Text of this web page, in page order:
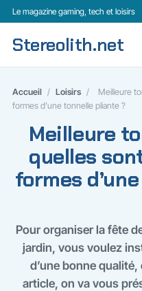
Le magazine gaming, tech et loisirs
Stereolith.net
Accueil / Loisirs /
Meilleure
formes d’une tonnelle pliante ?
Meilleure
quelles
formes
Pour organiser la fête
jardin, vous voulez
d’une bonne
article, on va vous